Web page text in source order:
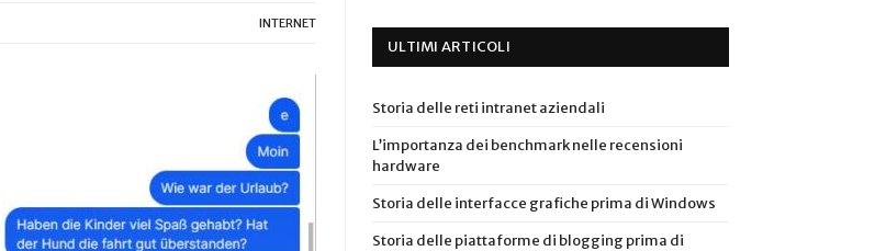
INTERNET
ULTIMI ARTICOLI
Storia delle reti intranet aziendali
L’importanza dei benchmark nelle recensioni
hardware
Storia delle interfacce grafiche prima di Windows
Storia delle piattaforme di blogging prima di